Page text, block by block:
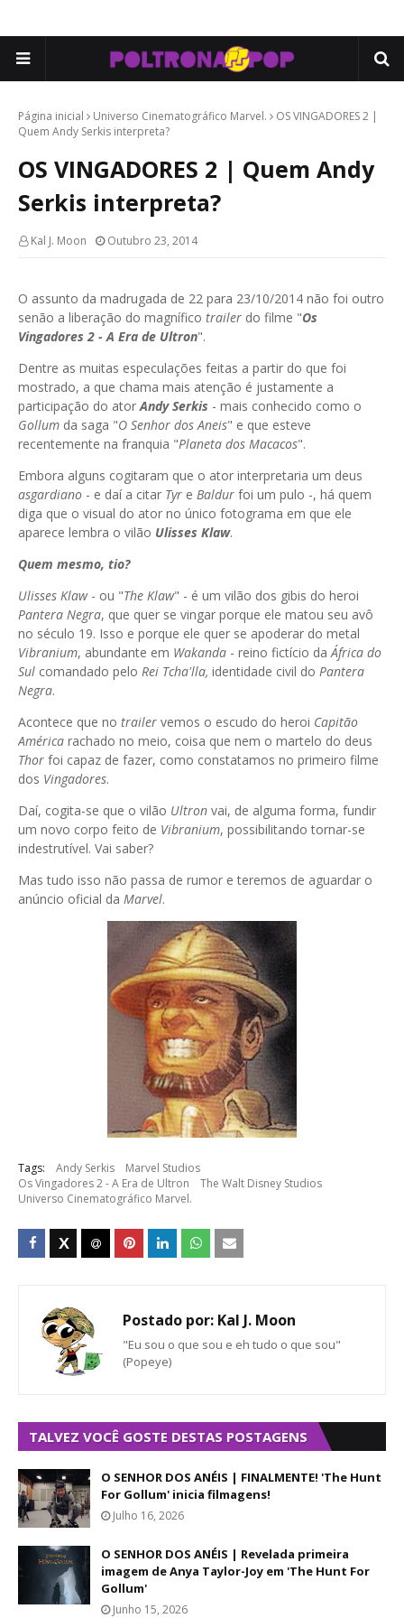
Página inicial Universo Cinematográfico Marvel.
OS VINGADORES 2 |
Quem Andy Serkis interpreta?
OS VINGADORES 2 | Quem Andy
Serkis interpreta?
Kal J. Moon Outubro 23, 2014
O assunto da madrugada de 22 para 23/10/2014 não foi outro
senão a liberação do magnífico trailer do filme "Os
Vingadores 2 - A Era de Ultron".
Dentre as muitas especulações feitas a partir do que foi
mostrado, a que chama mais atenção é justamente a
participação do atorAndySerkis - mais conhecido como o
Gollum da saga "O Senhor dosAneis" e que esteve
recentemente na franquia "Planeta dos Macacos".
Embora alguns cogitaram que o ator interpretaria um deus
asgardiano - e daí a citar Tyr e Baldur foi um pulo -, há quem
diga que o visual do ator no único fotograma em que ele
aparece lembra o vilão Ulisses Klaw.
Quem mesmo, tio?
Ulisses Klaw - ou "The Klaw" - é um vilão dos gibis do heroi
Pantera Negra, que quer se vingar porque ele matou seu avô
no século 19. Isso e porque ele quer se apoderar do metal
Vibranium, abundante em Wakanda - reino fictício daÁfrica do
Sul comandado pelo Rei Tcha'lla, identidade civil do Pantera
Negra.
Acontece que no trailer vemos o escudo do heroi Capitão
América rachado no meio, coisa que nem o martelo do deus
Thor foi capaz de fazer, como constatamos no primeiro filme
dos Vingadores.
Daí, cogita-se que o vilão Ultron vai, de alguma forma, fundir
um novo corpo feito de Vibranium, possibilitando tornar-se
indestrutível. Vai saber?
Mas tudo isso não passa de rumor e teremos de aguardar o
anúncio oficial da Marvel.
Tags: Andy Serkis
Marvel Studios
Os Vingadores 2 - A Era de Ultron
The Walt Disney Studios
Universo Cinematográfico Marvel.
Postado por: Kal J. Moon
"Eu sou o que sou e eh tudo o que sou"
(Popeye)
TALVEZ VOCÊ GOSTE DESTAS POSTAGENS
O SENHOR DOS ANÉIS | FINALMENTE! 'The Hunt
For Gollum' inicia filmagens!
Julho 16, 2026
O SENHOR DOS ANÉIS | Revelada primeira
imagem de Anya Taylor-Joy em 'The Hunt For
Gollum'
Junho 15, 2026